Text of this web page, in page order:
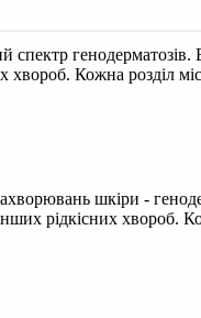
генодерматозів.
хвороб. Кожна розділ
шкіри -
рідкісних